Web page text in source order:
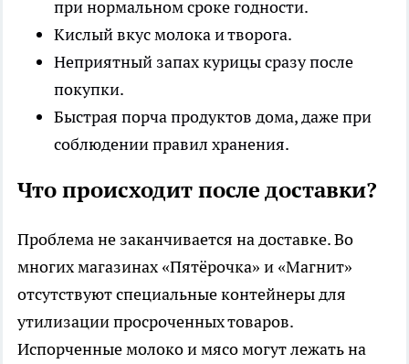
при нормальном сроке годности.
Кислый вкус молока и творога.
Неприятный запах курицы сразу после
покупки.
Быстрая порча продуктов дома, даже при
соблюдении правил хранения.
Что происходит после доставки?
Проблема не заканчивается на доставке. Во
многих магазинах «Пятёрочка» и «Магнит»
отсутствуют специальные контейнеры для
утилизации просроченных товаров.
Испорченные молоко и мясо могут лежать на